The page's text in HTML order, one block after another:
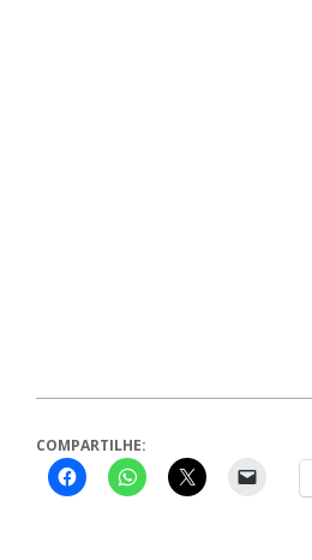
COMPARTILHE: